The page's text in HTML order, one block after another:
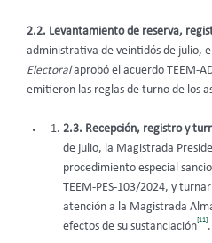
2.2. Levantamiento de reserva,
administrativa de veintidós de julio,
Electoralaprobó el acuerdo TEEM-
emitieron las reglas de turno de los
2.3. Recepción, registro y
de julio, la Magistrada
procedimiento especial
TEEM-PES-103/2024, y
atención a la Magistrada
efectos de su sustanciación
[11]
.